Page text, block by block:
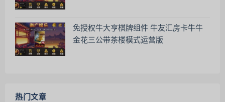
免授权牛大亨棋牌组件 牛友汇房卡牛牛
金花三公带茶楼模式运营版
热门文章